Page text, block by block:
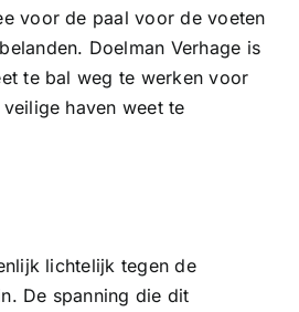
voor de paal voor de voeten
Doelman Verhage is
te bal weg te werken voor
haven weet te
lichtelijk tegen de
De spanning die dit